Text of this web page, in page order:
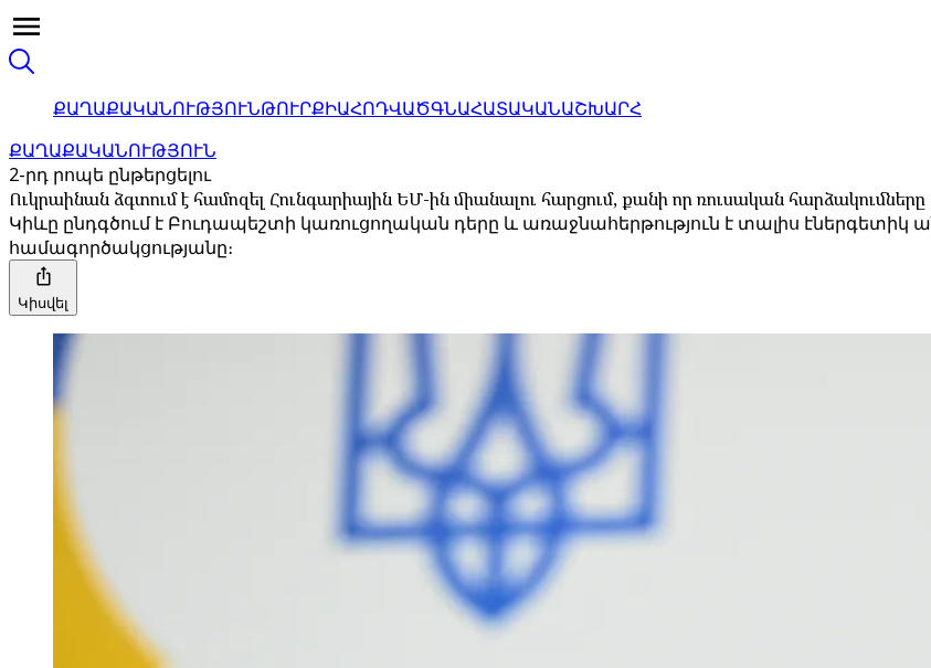
ՔԱՂԱՔԱԿԱՆՈՒԹՅՈՒՆԹՈՒՐՔԻԱՀՈԴՎԱԾԳՆԱՀԱՏԱԿԱՆԱՇԽԱՐՀ
ՔԱՂԱՔԱԿԱՆՈՒԹՅՈՒՆ
2-րդ րոպե ընթերցելու
Ուկրաինան ձգտում է համոզել Հունգարիային ԵՄ-ին միանալու հարցում, քանի որ ռուսական հարձակումները
Կիևը ընդգծում է Բուդապեշտի կառուցողական դերը և առաջնահերթություն է տալիս
համագործակցությանը։
Կիսվել